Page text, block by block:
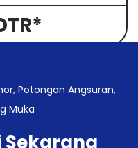
Potongan Angsuran,
Muka
Sekarang